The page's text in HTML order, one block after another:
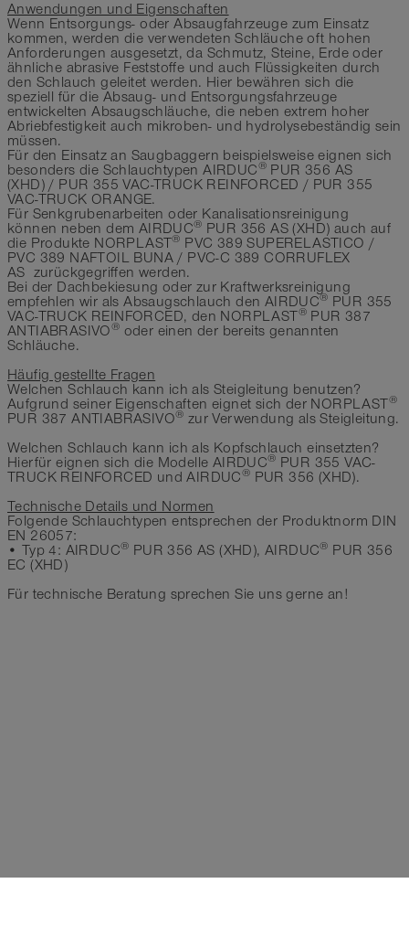
Anwendungen und Eigenschaften
Wenn Entsorgungs- oder Absaugfahrzeuge zum Einsatz
kommen, werden die verwendeten Schläuche oft hohen
Anforderungen ausgesetzt, da Schmutz, Steine, Erde oder
ähnliche abrasive Feststoffe und auch Flüssigkeiten durch
den Schlauch geleitet werden. Hier bewähren sich die
speziell für die Absaug- und Entsorgungsfahrzeuge
entwickelten Absaugschläuche, die neben extrem hoher
Abriebfestigkeit auch mikroben- und hydrolysebeständig sein
müssen.
Für den Einsatz an Saugbaggern beispielsweise eignen sich
besonders die Schlauchtypen AIRDUC® PUR 356 AS
(XHD) / PUR 355 VAC-TRUCK REINFORCED / PUR 355
VAC-TRUCK ORANGE.
Für Senkgrubenarbeiten oder Kanalisationsreinigung
können neben dem AIRDUC® PUR 356 AS (XHD) auch auf
die Produkte NORPLAST® PVC 389 SUPERELASTICO /
PVC 389 NAFTOIL BUNA / PVC-C 389 CORRUFLEX
AS zurückgegriffen werden.
Bei der Dachbekiesung oder zur Kraftwerksreinigung
empfehlen wir als Absaugschlauch den AIRDUC® PUR 355
VAC-TRUCK REINFORCED, den NORPLAST® PUR 387
ANTIABRASIVO® oder einen der bereits genannten
Schläuche.
Häufig gestellte Fragen
Welchen Schlauch kann ich als Steigleitung benutzen?
Aufgrund seiner Eigenschaften eignet sich der NORPLAST®
PUR 387 ANTIABRASIVO® zur Verwendung als Steigleitung.
Welchen Schlauch kann ich als Kopfschlauch einsetzten?
Hierfür eignen sich die Modelle AIRDUC® PUR 355 VAC-
TRUCK REINFORCED und AIRDUC® PUR 356 (XHD).
Technische Details und Normen
Folgende Schlauchtypen entsprechen der Produktnorm DIN
EN 26057:
• Typ 4: AIRDUC® PUR 356 AS (XHD), AIRDUC® PUR 356
EC (XHD)
Für technische Beratung sprechen Sie uns gerne an!